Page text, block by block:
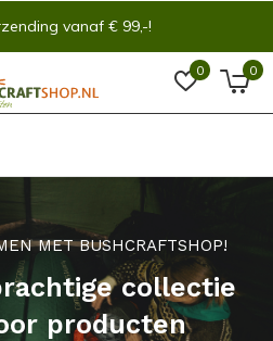
0 0
vanaf € 99,-!
MET BUSHCRAFTSHOP!
collectie
producten